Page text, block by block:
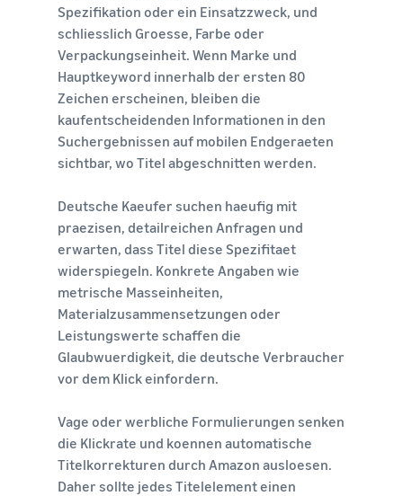
Spezifikation oder ein Einsatzzweck, und
schliesslich Groesse, Farbe oder
Verpackungseinheit. Wenn Marke und
Hauptkeyword innerhalb der ersten 80
Zeichen erscheinen, bleiben die
kaufentscheidenden Informationen in den
Suchergebnissen auf mobilen Endgeraeten
sichtbar, wo Titel abgeschnitten werden.
Deutsche Kaeufer suchen haeufig mit
praezisen, detailreichen Anfragen und
erwarten, dass Titel diese Spezifitaet
widerspiegeln. Konkrete Angaben wie
metrische Masseinheiten,
Materialzusammensetzungen oder
Leistungswerte schaffen die
Glaubwuerdigkeit, die deutsche Verbraucher
vor dem Klick einfordern.
Vage oder werbliche Formulierungen senken
die Klickrate und koennen automatische
Titelkorrekturen durch Amazon ausloesen.
Daher sollte jedes Titelelement einen